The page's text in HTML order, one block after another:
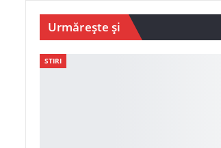
Urmărește și
STIRI